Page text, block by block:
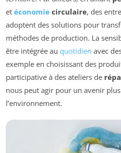
et économie circulaire, des
adoptent des solutions pour
méthodes de production. La
être intégrée au quotidien avec
exemple en choisissant des
participative à des ateliers de
nous peut agir pour un avenir
l’environnement.